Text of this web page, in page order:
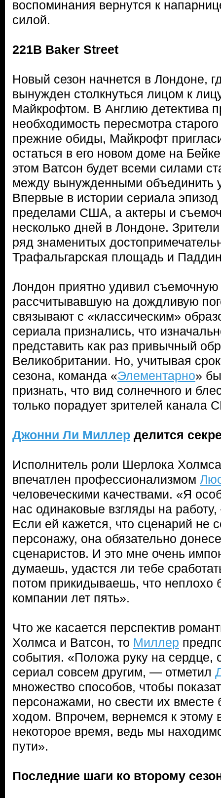
воспоминания вернутся к
силой.
221B Baker Street
Новый сезон начнется в Лондоне,
вынужден столкнуться лицом к
Майкрофтом. В Англию детектива
необходимость пересмотра
прежние обиды, Майкрофт
остаться в его новом доме на
этом Ватсон будет всеми силами
между вынужденными объединить
Впервые в истории сериала
пределами США, а актеры и
несколько дней в Лондоне.
ряд знаменитых
Трафальгарская площадь и
Лондон приятно удивил съемочную
рассчитывавшую на дождливую
связывают с «классическим»
сериала признались, что
представить как раз привычный
Великобритании. Но, учитывая
сезона, команда «Элементарно»
признать, что вид солнечного и
только порадует зрителей канала
Джонни Ли Миллер делится
Исполнитель роли Шерлока
впечатлен профессионализмом
человеческими качествами. «Я
нас одинаковые взгляды на
Если ей кажется, что сценарий не
персонажу, она обязательно
сценаристов. И это мне очень
думаешь, удастся ли тебе
потом прикидываешь, что неплохо
компании лет пять».
Что же касается перспектив
Холмса и Ватсон, то Миллер
события. «Положа руку на сердце,
сериал совсем другим, — отметил
множество способов, чтобы
персонажами, но свести их вместе
ходом. Впрочем, вернемся к этому
некоторое время, ведь мы
пути».
Последние шаги ко второму